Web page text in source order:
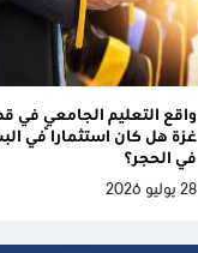
واقع التعليم الجامعي في
غزة هل كان استثماراً في
في الحجر؟
28 يوليو 2026